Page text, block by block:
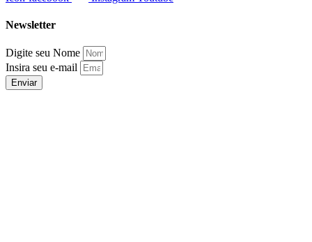
Newsletter
Digite seu Nome
Insira seu e-mail
Enviar